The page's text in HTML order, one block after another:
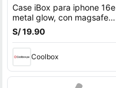
Case iBox para iphone 16e
metal glow, con magsafe
para carga inalámbrica, con
soporte en cámara, morado
S/ 19.90
Coolbox